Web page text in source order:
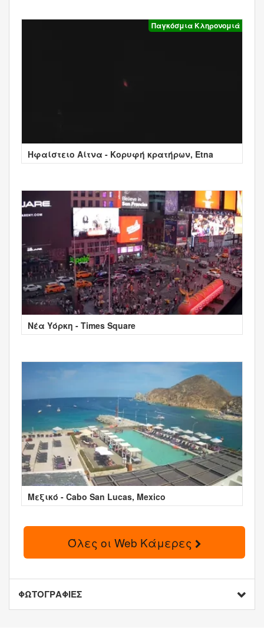
Παγκόσμια Κληρονομιά
Ηφαίστειο Αίτνα - Κορυφή κρατήρων, Etna
Νέα Υόρκη - Times Square
Μεξικό - Cabo San Lucas, Mexico
Όλες οι Web Κάμερες
ΦΩΤΟΓΡΑΦΙΕΣ